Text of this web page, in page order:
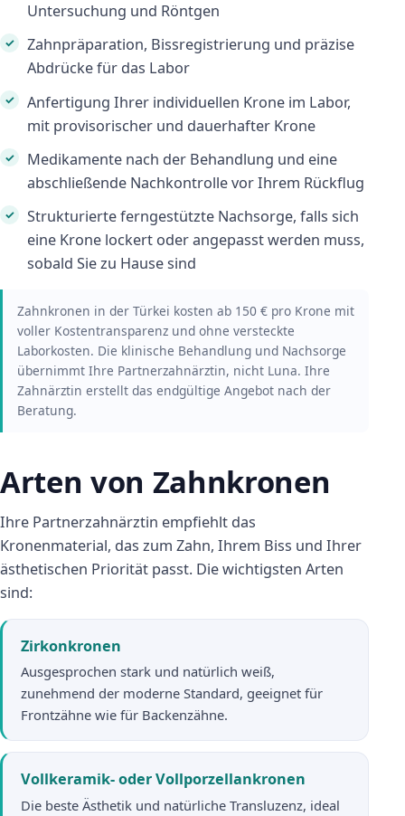
Untersuchung und Röntgen
Zahnpräparation, Bissregistrierung und präzise
Abdrücke für das Labor
Anfertigung Ihrer individuellen Krone im Labor,
mit provisorischer und dauerhafter Krone
Medikamente nach der Behandlung und eine
abschließende Nachkontrolle vor Ihrem Rückflug
Strukturierte ferngestützte Nachsorge, falls sich
eine Krone lockert oder angepasst werden muss,
sobald Sie zu Hause sind
Zahnkronen in der Türkei kosten ab 150 € pro Krone mit
voller Kostentransparenz und ohne versteckte
Laborkosten. Die klinische Behandlung und Nachsorge
übernimmt Ihre Partnerzahnärztin, nicht Luna. Ihre
Zahnärztin erstellt das endgültige Angebot nach der
Beratung.
Arten von Zahnkronen
Ihre Partnerzahnärztin empfiehlt das
Kronenmaterial, das zum Zahn, Ihrem Biss und Ihrer
ästhetischen Priorität passt. Die wichtigsten Arten
sind:
Zirkonkronen
Ausgesprochen stark und natürlich weiß,
zunehmend der moderne Standard, geeignet für
Frontzähne wie für Backenzähne.
Vollkeramik- oder Vollporzellankronen
Die beste Ästhetik und natürliche Transluzenz, ideal